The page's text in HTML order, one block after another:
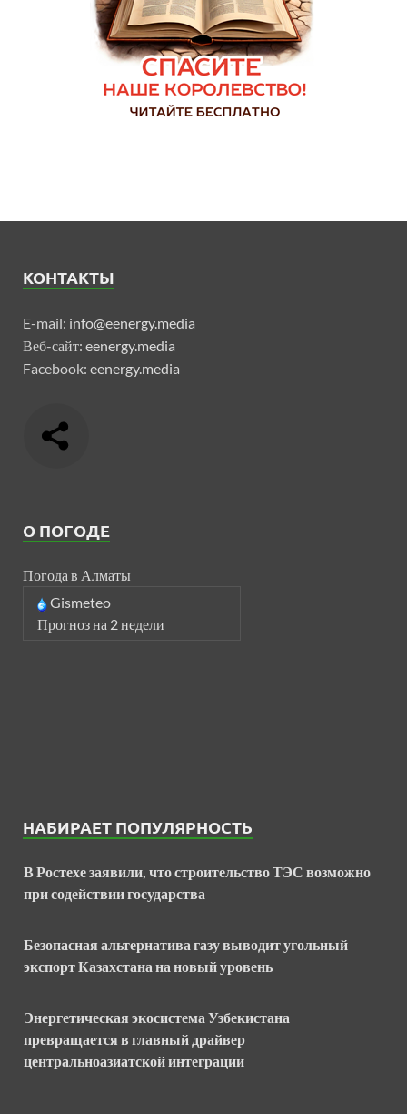
КОНТАКТЫ
E-mail: info@eenergy.media
Веб-сайт: eenergy.media
Facebook: eenergy.media
О ПОГОДЕ
Погода в Алматы
Gismeteo
Прогноз на 2 недели
НАБИРАЕТ ПОПУЛЯРНОСТЬ
В Ростехе заявили, что строительство ТЭС возможно
при содействии государства
Безопасная альтернатива газу выводит угольный
экспорт Казахстана на новый уровень
Энергетическая экосистема Узбекистана
превращается в главный драйвер
центральноазиатской интеграции